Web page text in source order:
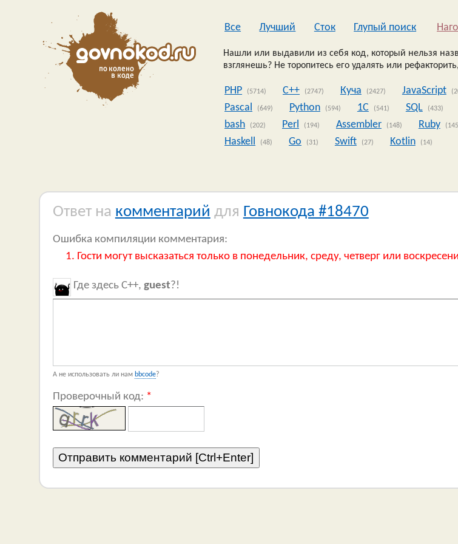
Все Лучший Сток Глупый поиск
Нашли или выдавили из себя код, который нельзя
взглянешь? Не торопитесь его удалять или
PHP (5714) C++ (2747) Куча (2427) JavaScript
Pascal (649) Python (594) 1C (541) SQL (433)
bash (202) Perl (194) Assembler (148) Ruby
Haskell (48) Go (31) Swift (27) Kotlin (14)
Ответ на комментарий для Говнокода #18470
Ошибка компиляции комментария:
Гости могут высказаться только в понедельник, среду, четверг или
Где здесь C++, guest?!
А не использовать ли нам bbcode?
Проверочный код: *